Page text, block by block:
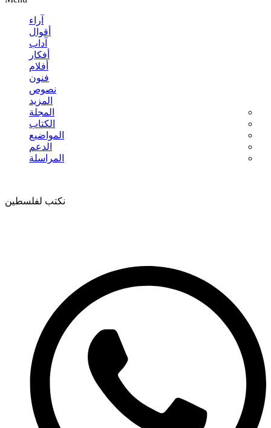
آراء
أقوال
آداب
أفكار
أفلام
فنون
نصوص
المزيد
المجلة
الكتاب
المواضيع
الدعم
المراسلة
نكتب لفلسطين